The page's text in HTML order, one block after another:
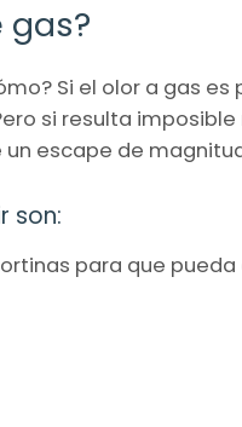
gas?
Si el olor a gas
si resulta
escape de
son:
para que